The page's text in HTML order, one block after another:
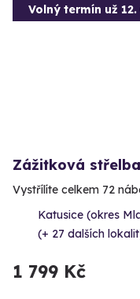
Volný termín už 12.
Zážitková
Vystřílíte celkem 72
Katusice (okres
(+ 27 dalších
1 799 Kč